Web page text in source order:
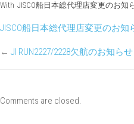
With JISCO船日本総代理店変更のお知
JISCO船日本総代理店変更のお知
← JI RUN2227/2228欠航のお知らせ
Comments are closed.